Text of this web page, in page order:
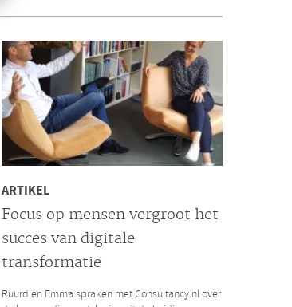
De succesformule voor
waardevol HR
Visma | Raet interviewde onlangs Ruurd Baane
over de succesformule voor waardevol HR. Hoe
kun je als organisatie extra waarde toevoegen
door businesskansen te spotten vanuit een
optimale inzet van menselijk potentieel en
technologie?
Lees hier het volledige interview
ARTIKEL
Focus op mensen vergroot het
succes van digitale
transformatie
Ruurd en Emma spraken met Consultancy.nl over